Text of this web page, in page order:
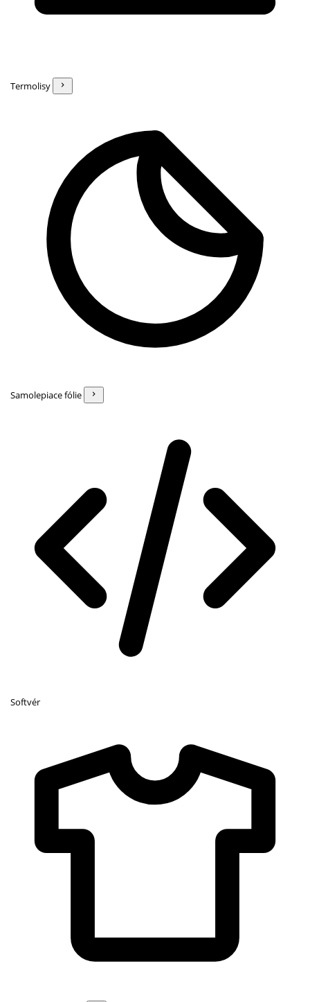
Termolisy
Samolepiace fólie
Softvér